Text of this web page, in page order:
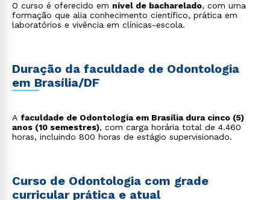
O curso é oferecido em nível de bacharelado, com uma
formação que alia conhecimento científico, prática em
laboratórios e vivência em clínicas-escola.
Duração da faculdade de Odontologia
em Brasília/DF
A faculdade de Odontologia em Brasília dura cinco (5)
anos (10 semestres), com carga horária total de 4.460
horas, incluindo 800 horas de estágio supervisionado.
Curso de Odontologia com grade
curricular prática e atual